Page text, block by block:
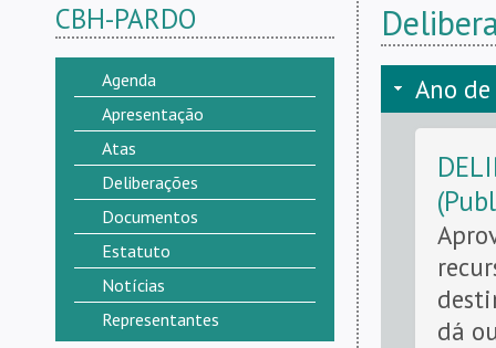
CBH-PARDO
Agenda
Apresentação
Atas
Deliberações
Documentos
Estatuto
Notícias
Representantes
Ano
dá